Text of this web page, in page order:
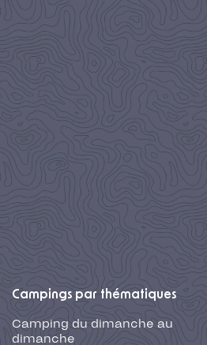
Campings par thématiques
Camping du dimanche au
dimanche